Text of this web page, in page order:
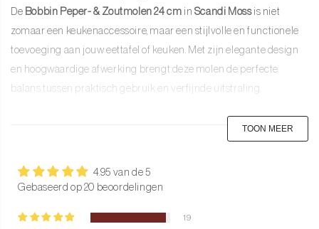
De Bobbin Peper- & Zoutmolen 24 cm in Scandi Moss is niet
zomaar een keukenaccessoire, maar een stijlvolle en functionele
toevoeging aan jouw eettafel of keuken. Met zijn elegante design
en hoogwaardige afwerking brengt deze molen de perfecte
balans tussen praktisch gebruik en verfijnde uitstraling.
Materiaal: Massief rubberhout (volledig FSC-gecertificeerd),
afgewerkt met meerdere lagen matte lak voor een duurzame
en elegante uitstraling
TOON MEER
4.95 van de 5
Gebaseerd op 20 beoordelingen
19